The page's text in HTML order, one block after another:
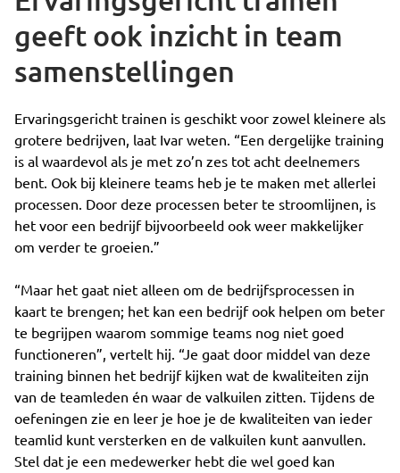
geeft ook inzicht in team
samenstellingen
Ervaringsgericht trainen is geschikt voor zowel kleinere als
grotere bedrijven, laat Ivar weten. “Een dergelijke training
is al waardevol als je met zo’n zes tot acht deelnemers
bent. Ook bij kleinere teams heb je te maken met allerlei
processen. Door deze processen beter te stroomlijnen, is
het voor een bedrijf bijvoorbeeld ook weer makkelijker
om verder te groeien.”
“Maar het gaat niet alleen om de bedrijfsprocessen in
kaart te brengen; het kan een bedrijf ook helpen om beter
te begrijpen waarom sommige teams nog niet goed
functioneren”, vertelt hij. “Je gaat door middel van deze
training binnen het bedrijf kijken wat de kwaliteiten zijn
van de teamleden én waar de valkuilen zitten. Tijdens de
oefeningen zie en leer je hoe je de kwaliteiten van ieder
teamlid kunt versterken en de valkuilen kunt aanvullen.
Stel dat je een medewerker hebt die wel goed kan